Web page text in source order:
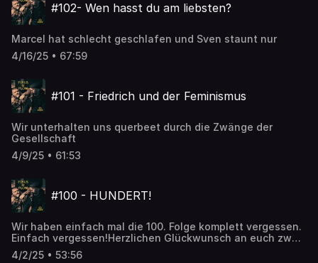
#102- Wen hasst du am liebsten?
Marcel hat schlecht geschlafen und Sven staunt nur
4/16/25 • 67:59
#101 - Friedrich und der Feminismus
Wir unterhalten uns querbeet durch die Zwänge der
Gesellschaft
4/9/25 • 61:53
#100 - HUNDERT!
Wir haben einfach mal die 100. Folge komplett vergessen.
Einfach vergessen!Herzlichen Glückwunsch an euch zwei
Holzköppe
4/2/25 • 53:56